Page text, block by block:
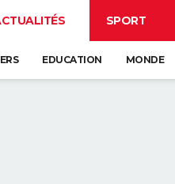
SPORT
EDUCATION MONDE